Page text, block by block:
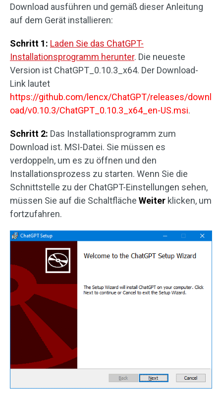
Download ausführen und gemäß dieser Anleitung
auf dem Gerät installieren:
Schritt 1: Laden Sie das ChatGPT-
Installationsprogramm herunter. Die neueste
Version ist ChatGPT_0.10.3_x64. Der Download-
Link lautet
https://github.com/lencx/ChatGPT/releases/downl
oad/v0.10.3/ChatGPT_0.10.3_x64_en-US.msi.
Schritt 2: Das Installationsprogramm zum
Download ist. MSI-Datei. Sie müssen es
verdoppeln, um es zu öffnen und den
Installationsprozess zu starten. Wenn Sie die
Schnittstelle zu der ChatGPT-Einstellungen sehen,
müssen Sie auf die Schaltfläche Weiter klicken, um
fortzufahren.